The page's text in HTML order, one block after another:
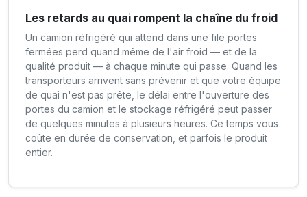
Les retards au quai rompent la chaîne du froid
Un camion réfrigéré qui attend dans une file portes
fermées perd quand même de l'air froid — et de la
qualité produit — à chaque minute qui passe. Quand les
transporteurs arrivent sans prévenir et que votre équipe
de quai n'est pas prête, le délai entre l'ouverture des
portes du camion et le stockage réfrigéré peut passer
de quelques minutes à plusieurs heures. Ce temps vous
coûte en durée de conservation, et parfois le produit
entier.